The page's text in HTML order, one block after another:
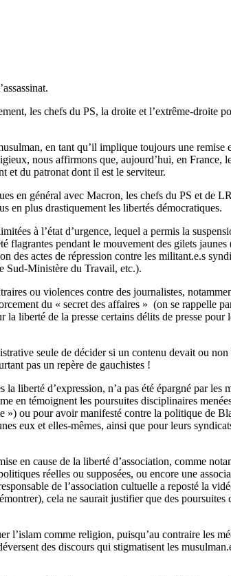
les chefs du PS, la droite et l’extrême-droite
en tant qu’il implique toujours une remise
nous affirmons que, aujourd’hui, en France,
et du patronat dont il est le serviteur.
en général avec Macron, les chefs du PS et de
en plus drastiquement les libertés démocratiques.
à l’état d’urgence, lequel a permis la
flagrantes pendant le mouvement des gilets
actes de répression contre les militant.e.s
Sud-Ministère du Travail, etc.).
ou violences contre des journalistes,
du « secret des affaires » (on se rappelle
liberté de la presse certains délits de presse
seule de décider si un contenu devait ou
pas un repère de gauchistes !
liberté d’expression, n’a pas été épargné par
en témoignent les poursuites disciplinaires
ou pour avoir manifesté contre la politique de
eux et elles-mêmes, ainsi que pour leurs
en cause de la liberté d’association, comme
réelles ou supposées, ou encore une
de l’association cultuelle a reposté la
cela ne saurait justifier que des
comme religion, puisqu’au contraire les
des discours qui stigmatisent les